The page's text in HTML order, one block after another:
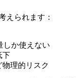
えられます：
しか使えない
下
理的リスク